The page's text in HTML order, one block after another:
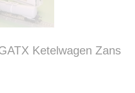
Ketelwagen Zans